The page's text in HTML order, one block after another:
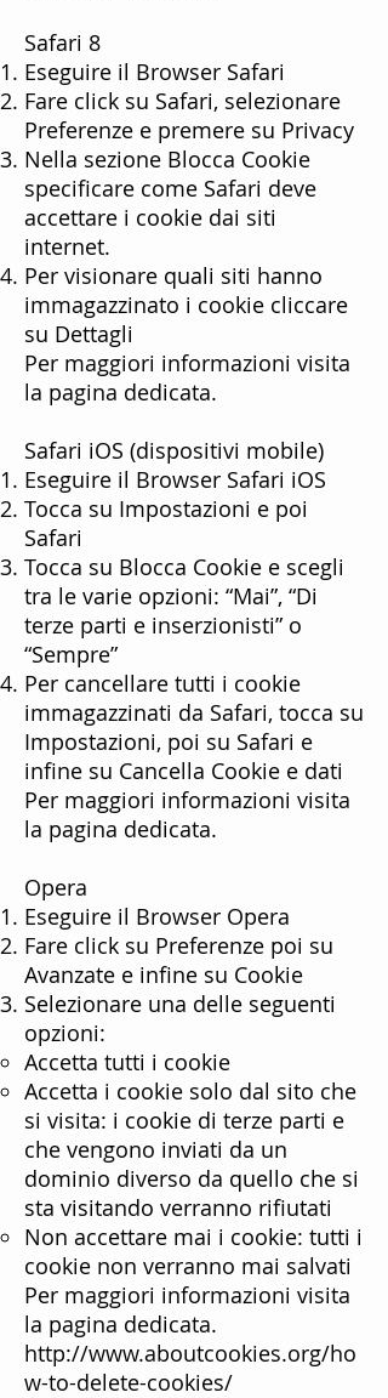
Safari 8
Eseguire il Browser Safari
Fare click su Safari, selezionare
Preferenze e premere su Privacy
Nella sezione Blocca Cookie
specificare come Safari deve
accettare i cookie dai siti
internet.
Per visionare quali siti hanno
immagazzinato i cookie cliccare
su Dettagli
Per maggiori informazioni visita
la pagina dedicata.
Safari iOS (dispositivi mobile)
Eseguire il Browser Safari iOS
Tocca su Impostazioni e poi
Safari
Tocca su Blocca Cookie e scegli
tra le varie opzioni: “Mai”, “Di
terze parti e inserzionisti” o
“Sempre”
Per cancellare tutti i cookie
immagazzinati da Safari, tocca su
Impostazioni, poi su Safari e
infine su Cancella Cookie e dati
Per maggiori informazioni visita
la pagina dedicata.
Opera
Eseguire il Browser Opera
Fare click su Preferenze poi su
Avanzate e infine su Cookie
Selezionare una delle seguenti
opzioni:
Accetta tutti i cookie
Accetta i cookie solo dal sito che
si visita: i cookie di terze parti e
che vengono inviati da un
dominio diverso da quello che si
sta visitando verranno rifiutati
Non accettare mai i cookie: tutti i
cookie non verranno mai salvati
Per maggiori informazioni visita
la pagina dedicata.
http://www.aboutcookies.org/ho
w-to-delete-cookies/